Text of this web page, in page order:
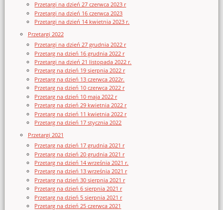
Przetargi na dzień 27 czerwca 2023 r
Przetargi na dzień 16 czerwca 2023
Przetargi na dzień 14 kwietnia 2023 r.
Przetargi 2022
Przetargi na dzień 27 grudnia 2022 r
Przetarg na dzień 16 grudnia 2022 r
Przetargi na dzień 21 listopada 2022 r.
Przetarg na dzień 19 sierpnia 2022 r
Przetarg na dzień 13 czerwca 2022r.
Przetarg na dzień 10 czerwca 2022 r
Przetarg na dzień 10 maja 2022 r
Przetarg na dzień 29 kwietnia 2022 r
Przetarg na dzień 11 kwietnia 2022 r
Przetarg na dzień 17 stycznia 2022
Przetargi 2021
Przetarg na dzień 17 grudnia 2021 r
Przetarg na dzień 20 grudnia 2021 r
Przetarg na dzień 14 września 2021 r.
Przetarg na dzień 13 września 2021 r
Przetarg na dzień 30 sierpnia 2021 r
Przetarg na dzień 6 sierpnia 2021 r
Przetarg na dzień 5 sierpnia 2021 r
Przetarg na dzień 25 czerwca 2021